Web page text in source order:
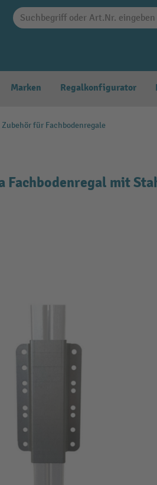
Marken Regalkonfigurator
Zubehör für Fachbodenregale
Fachbodenregal mit